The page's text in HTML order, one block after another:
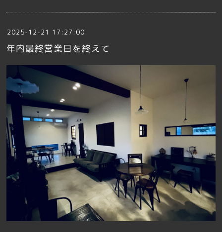
2025-12-21 17:27:00
年内最終営業日を終えて